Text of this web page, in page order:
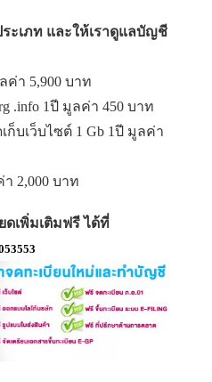
เภท และให้เราดูแลบัญชี
ค่า 5,900 บาท
.info 1ปี มูลค่า 450 บาท
บเว็บไซต์ 1 Gb 1ปี มูลค่า
2,000 บาท
ดเพิ่มเติมฟรี ได้ที่